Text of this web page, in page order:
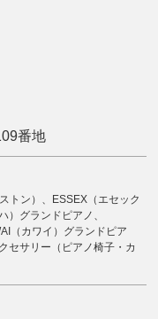
番地
トン）、ESSEX（エセック
）グランドピアノ、
（カワイ）グランドピア
セサリー（ピアノ椅子・カ